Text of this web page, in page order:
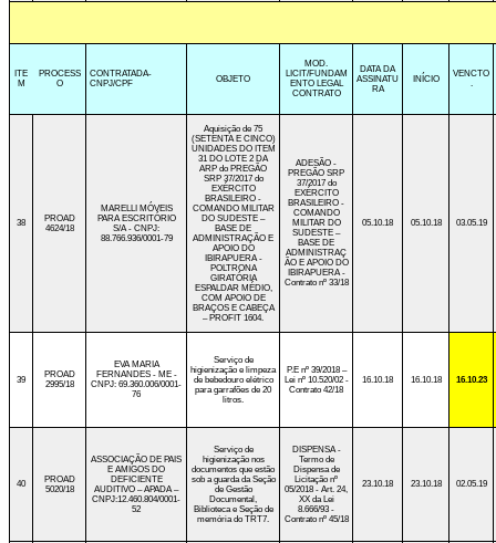
ITE
M
PROCESS
O
CONTRATADA-
CNPJ/CPF
OBJETO
MOD.
LICIT/FUNDAM
ENTO LEGAL
CONTRATO
DATA DA
ASSINATU
RA
INÍCIO
VENCTO
.
38
PROAD
4624/18
MARELLI MÓVEIS
PARA ESCRITÓRIO
S/A - CNPJ:
88.766.936/0001-79
Aquisição de 75
(SETENTA E CINCO)
UNIDADES DO ITEM
31 DO LOTE 2 DA
ARP do PREGÃO
SRP 37/2017 do
EXÉRCITO
BRASILEIRO -
COMANDO MILITAR
DO SUDESTE –
BASE DE
ADMINISTRAÇÃO E
APOIO DO
IBIRAPUERA -
POLTRONA
GIRATÓRIA
ESPALDAR MÉDIO,
COM APOIO DE
BRAÇOS E CABEÇA
– PROFIT 1604.
ADESÃO -
PREGÃO SRP
37/2017 do
EXÉRCITO
BRASILEIRO -
COMANDO
MILITAR DO
SUDESTE –
BASE DE
ADMINISTRAÇ
ÃO E APOIO DO
IBIRAPUERA -
Contrato nº 33/18
05.10.18 05.10.18 03.05.19
39
PROAD
2995/18
EVA MARIA
FERNANDES - ME -
CNPJ: 69.360.006/0001-
76
Serviço de
higienização e limpeza
de bebedouro elétrico
para garrafões de 20
litros.
P.E nº 39/2018 –
Lei nº 10.520/02 -
Contrato 42/18
16.10.18 16.10.18 16.10.23
40
PROAD
5020/18
ASSOCIAÇÃO DE PAIS
E AMIGOS DO
DEFICIENTE
AUDITIVO – APADA –
CNPJ:12.460.804/0001-
52
Serviço de
higienização nos
documentos que estão
sob a guarda da Seção
de Gestão
Documental,
Biblioteca e Seção de
memória do TRT7.
DISPENSA -
Termo de
Dispensa de
Licitação nº
05/2018 - Art. 24,
XX da Lei
8.666/93 -
Contrato nº 45/18
23.10.18 23.10.18 02.05.19